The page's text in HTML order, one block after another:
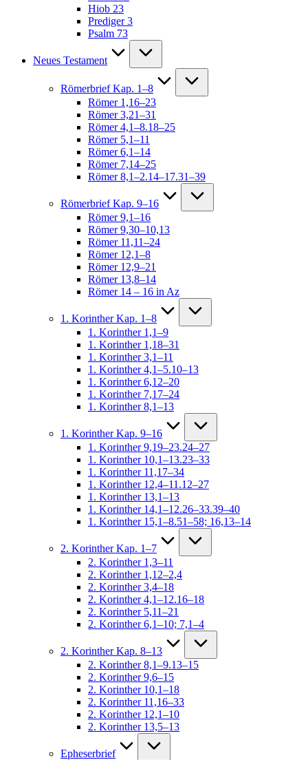
Hiob 23
Prediger 3
Psalm 73
Neues Testament
Römerbrief Kap. 1–8
Römer 1,16–23
Römer 3,21–31
Römer 4,1–8.18–25
Römer 5,1–11
Römer 6,1–14
Römer 7,14–25
Römer 8,1–2.14–17.31–39
Römerbrief Kap. 9–16
Römer 9,1–16
Römer 9,30–10,13
Römer 11,11–24
Römer 12,1–8
Römer 12,9–21
Römer 13,8–14
Römer 14 – 16 in Az
1. Korinther Kap. 1–8
1. Korinther 1,1–9
1. Korinther 1,18–31
1. Korinther 3,1–11
1. Korinther 4,1–5.10–13
1. Korinther 6,12–20
1. Korinther 7,17–24
1. Korinther 8,1–13
1. Korinther Kap. 9–16
1. Korinther 9,19–23.24–27
1. Korinther 10,1–13.23–33
1. Korinther 11,17–34
1. Korinther 12,4–11.12–27
1. Korinther 13,1–13
1. Korinther 14,1–12.26–33.39–40
1. Korinther 15,1–8.51–58; 16,13–14
2. Korinther Kap. 1–7
2. Korinther 1,3–11
2. Korinther 1,12–2,4
2. Korinther 3,4–18
2. Korinther 4,1–12.16–18
2. Korinther 5,11–21
2. Korinther 6,1–10; 7,1–4
2. Korinther Kap. 8–13
2. Korinther 8,1–9.13–15
2. Korinther 9,6–15
2. Korinther 10,1–18
2. Korinther 11,16–33
2. Korinther 12,1–10
2. Korinther 13,5–13
Epheserbrief